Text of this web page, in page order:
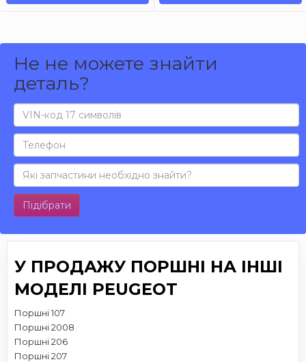
Не не можете знайти
деталь?
Підібрати
У ПРОДАЖУ ПОРШНІ НА ІНШІ
МОДЕЛІ PEUGEOT
Поршні 107
Поршні 2008
Поршні 206
Поршні 207